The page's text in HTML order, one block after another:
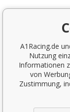
A1Racing.de
Nutzung
Informationen
von
Zustimmung,